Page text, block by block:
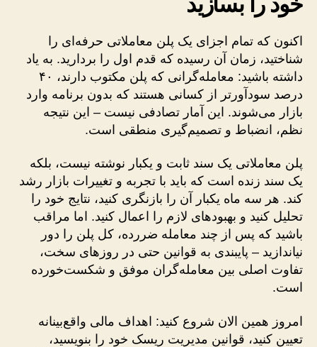
اکنون که تمام اجزای یک پلن معاملاتی حرفه‌ای را
شناختید، زمان آن رسیده که قدم اول را بردارید. به یاد
داشته باشید: معامله‌گرانی که پلن مکتوب دارند، ۴۰
درصد سودآورتر از کسانی هستند که بدون برنامه وارد
بازار می‌شوند. این آمار تصادفی نیست – این نتیجه
نظم، انضباط و تصمیم‌گیری منطقی است.
پلن معاملاتی یک سند ثابت و یکبار نوشته نیست، بلکه
یک سند زنده است که باید با تجربه و تغییرات بازار رشد
کند. هر سه ماه یکبار آن را بازنگری کنید، نتایج خود را
تحلیل کنید و بهبودهای لازم را اعمال کنید. اما مراقب
باشید که پس از چند معامله ضررده، کل پلن را دور
نیاندازید – پایبندی به قوانین حتی در روزهای سخت،
تفاوت اصلی بین معامله‌گران موفق و شکست‌خورده
است.
امروز همین الان شروع کنید: اهداف مالی واقع‌بینانه
تعیین کنید، قوانین مدیریت ریسک خود را بنویسید،